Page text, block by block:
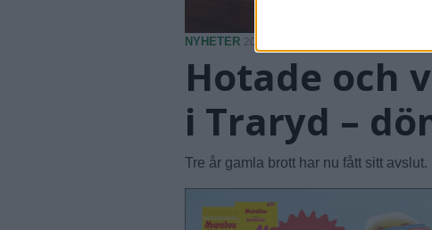
NYHETER 2026-08-07 KL. 10:33
Hotade och
i Traryd –
Tre år gamla brott har nu fått sitt avslut.